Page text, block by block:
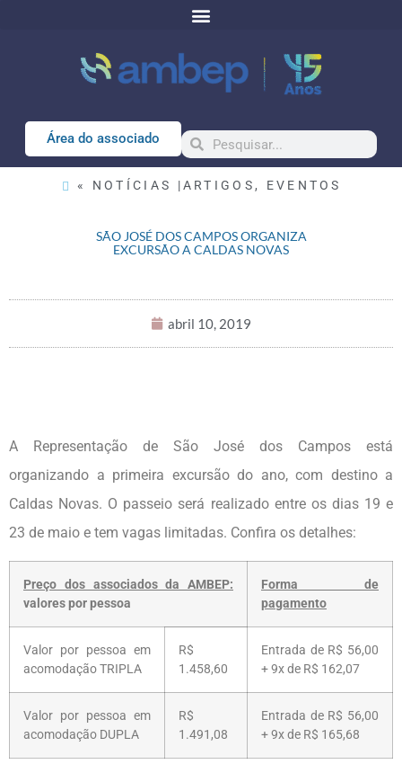
Área do associado
« NOTÍCIAS |ARTIGOS , EVENTOS
SÃO JOSÉ DOS CAMPOS ORGANIZA
EXCURSÃO A CALDAS NOVAS
abril 10, 2019
A Representação de São José dos Campos está
organizando a primeira excursão do ano, com destino a
Caldas Novas. O passeio será realizado entre os dias 19 e
23 de maio e tem vagas limitadas. Confira os detalhes:
Preço dos associados da AMBEP:
valores por pessoa
Forma de
pagamento
Valor por pessoa em
acomodação TRIPLA
R$
1.458,60
Entrada de R$ 56,00
+ 9x de R$ 162,07
Valor por pessoa em
acomodação DUPLA
R$
1.491,08
Entrada de R$ 56,00
+ 9x de R$ 165,68